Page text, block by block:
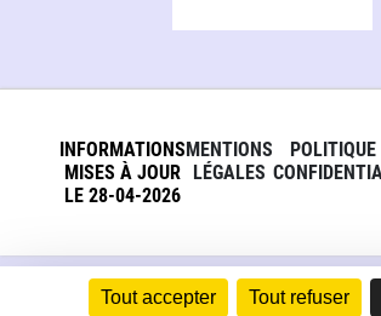
Tout accepter Tout refuser
INFORMATIONS
MISES À JOUR
LE 28-04-2026
MENTIONS
LÉGALES
POLITIQUE